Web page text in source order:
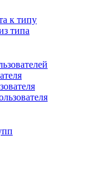
к типу
типа